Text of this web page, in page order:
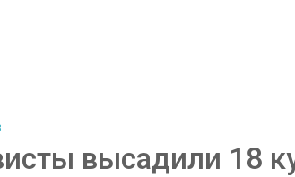
высадили 18